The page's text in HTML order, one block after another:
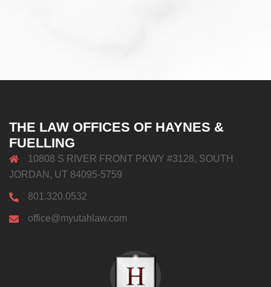
THE LAW OFFICES OF HAYNES &
FUELLING
10808 S RIVER FRONT PKWY #3128, SOUTH
JORDAN, UT 84095-5759
801.320.0532
office@myutahlaw.com